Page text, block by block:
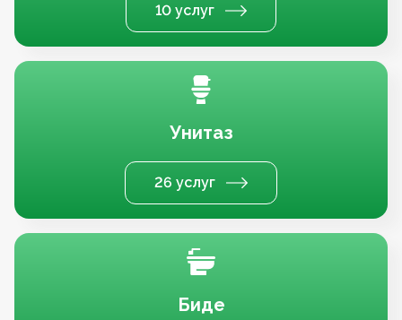
10 услуг
Унитаз
26 услуг
Биде